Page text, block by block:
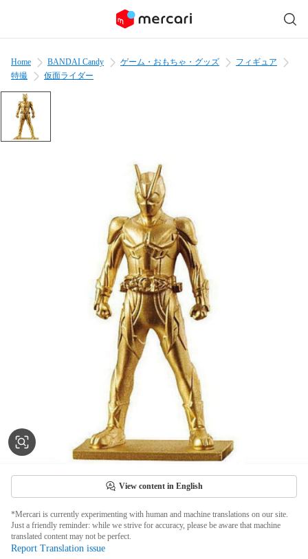
Home BANDAI Candy ゲーム・おもちゃ・グッズ
フィギュア
特撮
仮面ライダー
View content in English
*Mercari is currently experimenting with human and machine translations on our site.
Just a friendly reminder: while we strive for accuracy, please be aware that machine
translated content may not be perfect.
Report Translation issue